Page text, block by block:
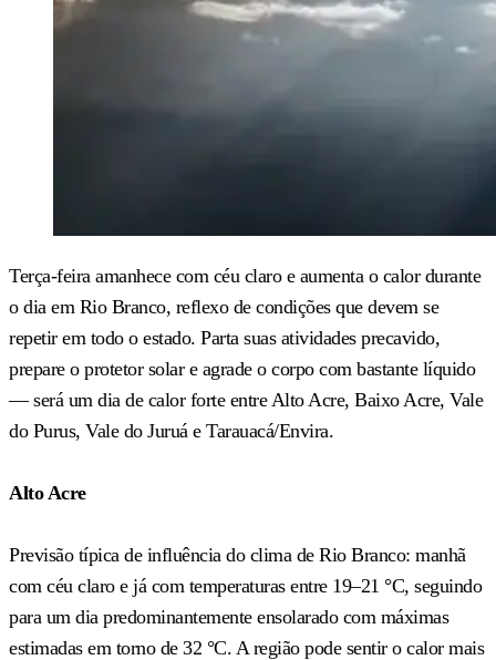
Terça-feira amanhece com céu claro e aumenta o calor durante
o dia em Rio Branco, reflexo de condições que devem se
repetir em todo o estado. Parta suas atividades precavido,
prepare o protetor solar e agrade o corpo com bastante líquido
— será um dia de calor forte entre Alto Acre, Baixo Acre, Vale
do Purus, Vale do Juruá e Tarauacá/Envira.
Alto Acre
Previsão típica de influência do clima de Rio Branco: manhã
com céu claro e já com temperaturas entre 19–21 °C, seguindo
para um dia predominantemente ensolarado com máximas
estimadas em torno de 32 °C. A região pode sentir o calor mais